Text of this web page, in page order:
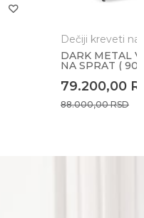
Dečiji kreveti na
DARK METAL
NA SPRAT (
79.200,00
88.000,00RSD